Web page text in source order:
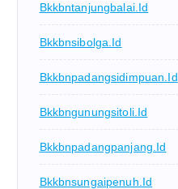
Bkkbntanjungbalai.id
Bkkbnsibolga.id
Bkkbnpadangsidimpuan.id
Bkkbngunungsitoli.id
Bkkbnpadangpanjang.id
Bkkbnsungaipenuh.id